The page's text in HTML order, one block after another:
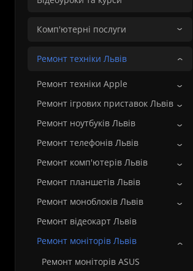
Комп'ютерні послуги
Ремонт техніки Львів
Ремонт техніки Apple
Ремонт ігрових приставок Львів
Ремонт ноутбуків Львів
Ремонт телефонів Львів
Ремонт комп'ютерів Львів
Ремонт планшетів Львів
Ремонт моноблоків Львів
Ремонт відеокарт Львів
Ремонт моніторів Львів
Ремонт моніторів ASUS